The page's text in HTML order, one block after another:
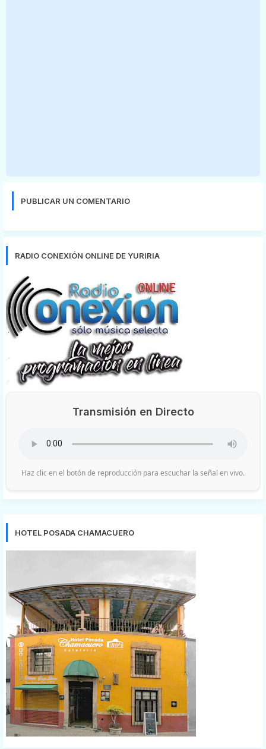
PUBLICAR UN COMENTARIO
RADIO CONEXIÓN ONLINE DE YURIRIA
Transmisión en Directo
Haz clic en el botón de reproducción para escuchar la señal en vivo.
HOTEL POSADA CHAMACUERO